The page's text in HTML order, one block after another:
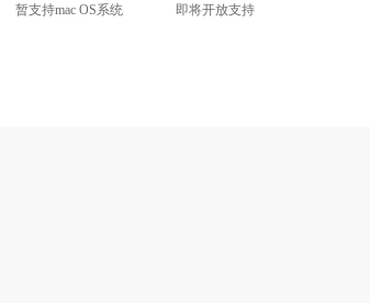
暂支持mac OS系统
即将开放支持